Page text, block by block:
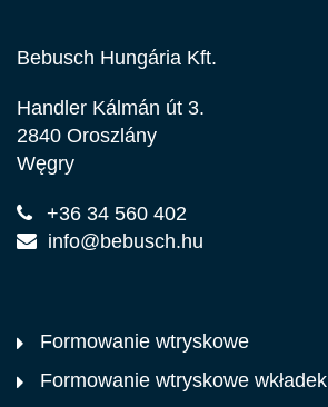
Bebusch Hungária Kft.
Handler Kálmán út 3.
2840 Oroszlány
Węgry
+36 34 560 402
info@bebusch.hu
Formowanie wtryskowe
Formowanie wtryskowe wkładek